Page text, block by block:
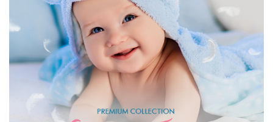
Prosím vyberte
Free Feather Overlay #25